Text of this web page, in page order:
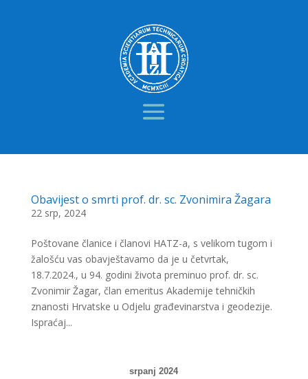
Obavijest o smrti prof. dr. sc. Zvonimira Žagara
22 srp, 2024
Poštovane članice i članovi HATZ-a, s velikom tugom i
žalošću vas obavještavamo da je u četvrtak,
18.7.2024., u 94. godini života preminuo prof. dr. sc.
Zvonimir Žagar, član emeritus Akademije tehničkih
znanosti Hrvatske u Odjelu građevinarstva i geodezije.
Ispraćaj...
srpanj 2024